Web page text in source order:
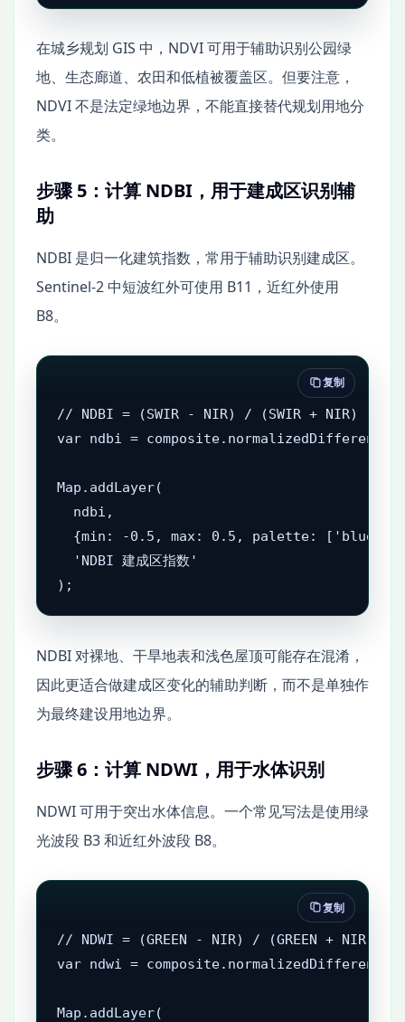
在城乡规划 GIS 中，NDVI 可用于辅助识别公园绿
地、生态廊道、农田和低植被覆盖区。但要注意，
NDVI 不是法定绿地边界，不能直接替代规划用地分
类。
步骤 5：计算 NDBI，用于建成区识别辅
助
NDBI 是归一化建筑指数，常用于辅助识别建成区。
Sentinel-2 中短波红外可使用 B11，近红外使用
B8。
// NDBI = (SWIR - NIR) / (SWIR + NIR)
var ndbi =
Map.addLayer(
  ndbi,
{min: -0.5, max: 0.5, palette: ['blue',
  'NDBI 建成区指数'
);
复制
NDBI 对裸地、干旱地表和浅色屋顶可能存在混淆，
因此更适合做建成区变化的辅助判断，而不是单独作
为最终建设用地边界。
步骤 6：计算 NDWI，用于水体识别
NDWI 可用于突出水体信息。一个常见写法是使用绿
光波段 B3 和近红外波段 B8。
// NDWI = (GREEN - NIR) / (GREEN + NIR)
var ndwi =
Map.addLayer(
复制